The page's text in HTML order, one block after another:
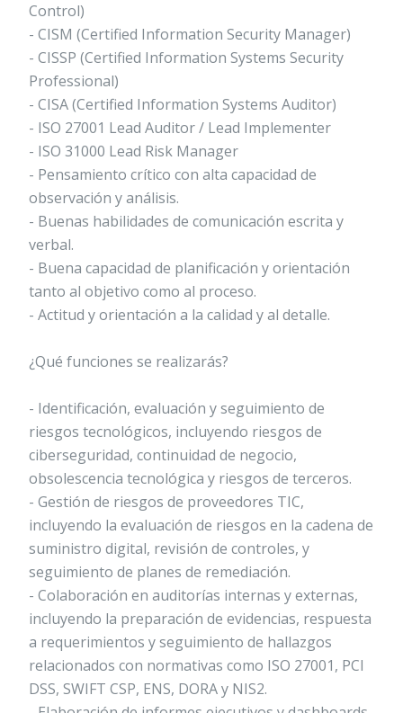
Control)
- CISM (Certified Information Security Manager)
- CISSP (Certified Information Systems Security
Professional)
- CISA (Certified Information Systems Auditor)
- ISO 27001 Lead Auditor / Lead Implementer
- ISO 31000 Lead Risk Manager
- Pensamiento crítico con alta capacidad de
observación y análisis.
- Buenas habilidades de comunicación escrita y
verbal.
- Buena capacidad de planificación y orientación
tanto al objetivo como al proceso.
- Actitud y orientación a la calidad y al detalle.
¿Qué funciones se realizarás?
- Identificación, evaluación y seguimiento de
riesgos tecnológicos, incluyendo riesgos de
ciberseguridad, continuidad de negocio,
obsolescencia tecnológica y riesgos de terceros.
- Gestión de riesgos de proveedores TIC,
incluyendo la evaluación de riesgos en la cadena de
suministro digital, revisión de controles, y
seguimiento de planes de remediación.
- Colaboración en auditorías internas y externas,
incluyendo la preparación de evidencias, respuesta
a requerimientos y seguimiento de hallazgos
relacionados con normativas como ISO 27001, PCI
DSS, SWIFT CSP, ENS, DORA y NIS2.